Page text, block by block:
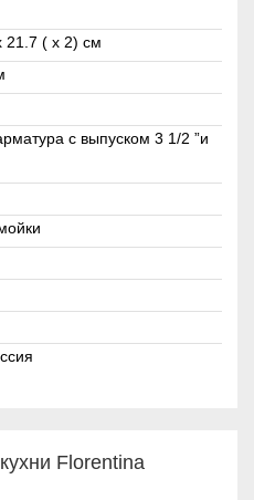
21.7 ( x 2) см
с выпуском 3 1/2 ”и
Florentina